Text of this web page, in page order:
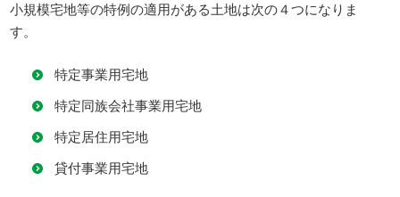
小規模宅地等の特例の適用がある土地は次の４つになりま
す。
特定事業用宅地
特定同族会社事業用宅地
特定居住用宅地
貸付事業用宅地